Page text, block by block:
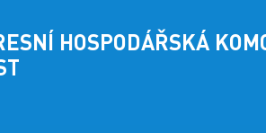
HOSPODÁŘSKÁ